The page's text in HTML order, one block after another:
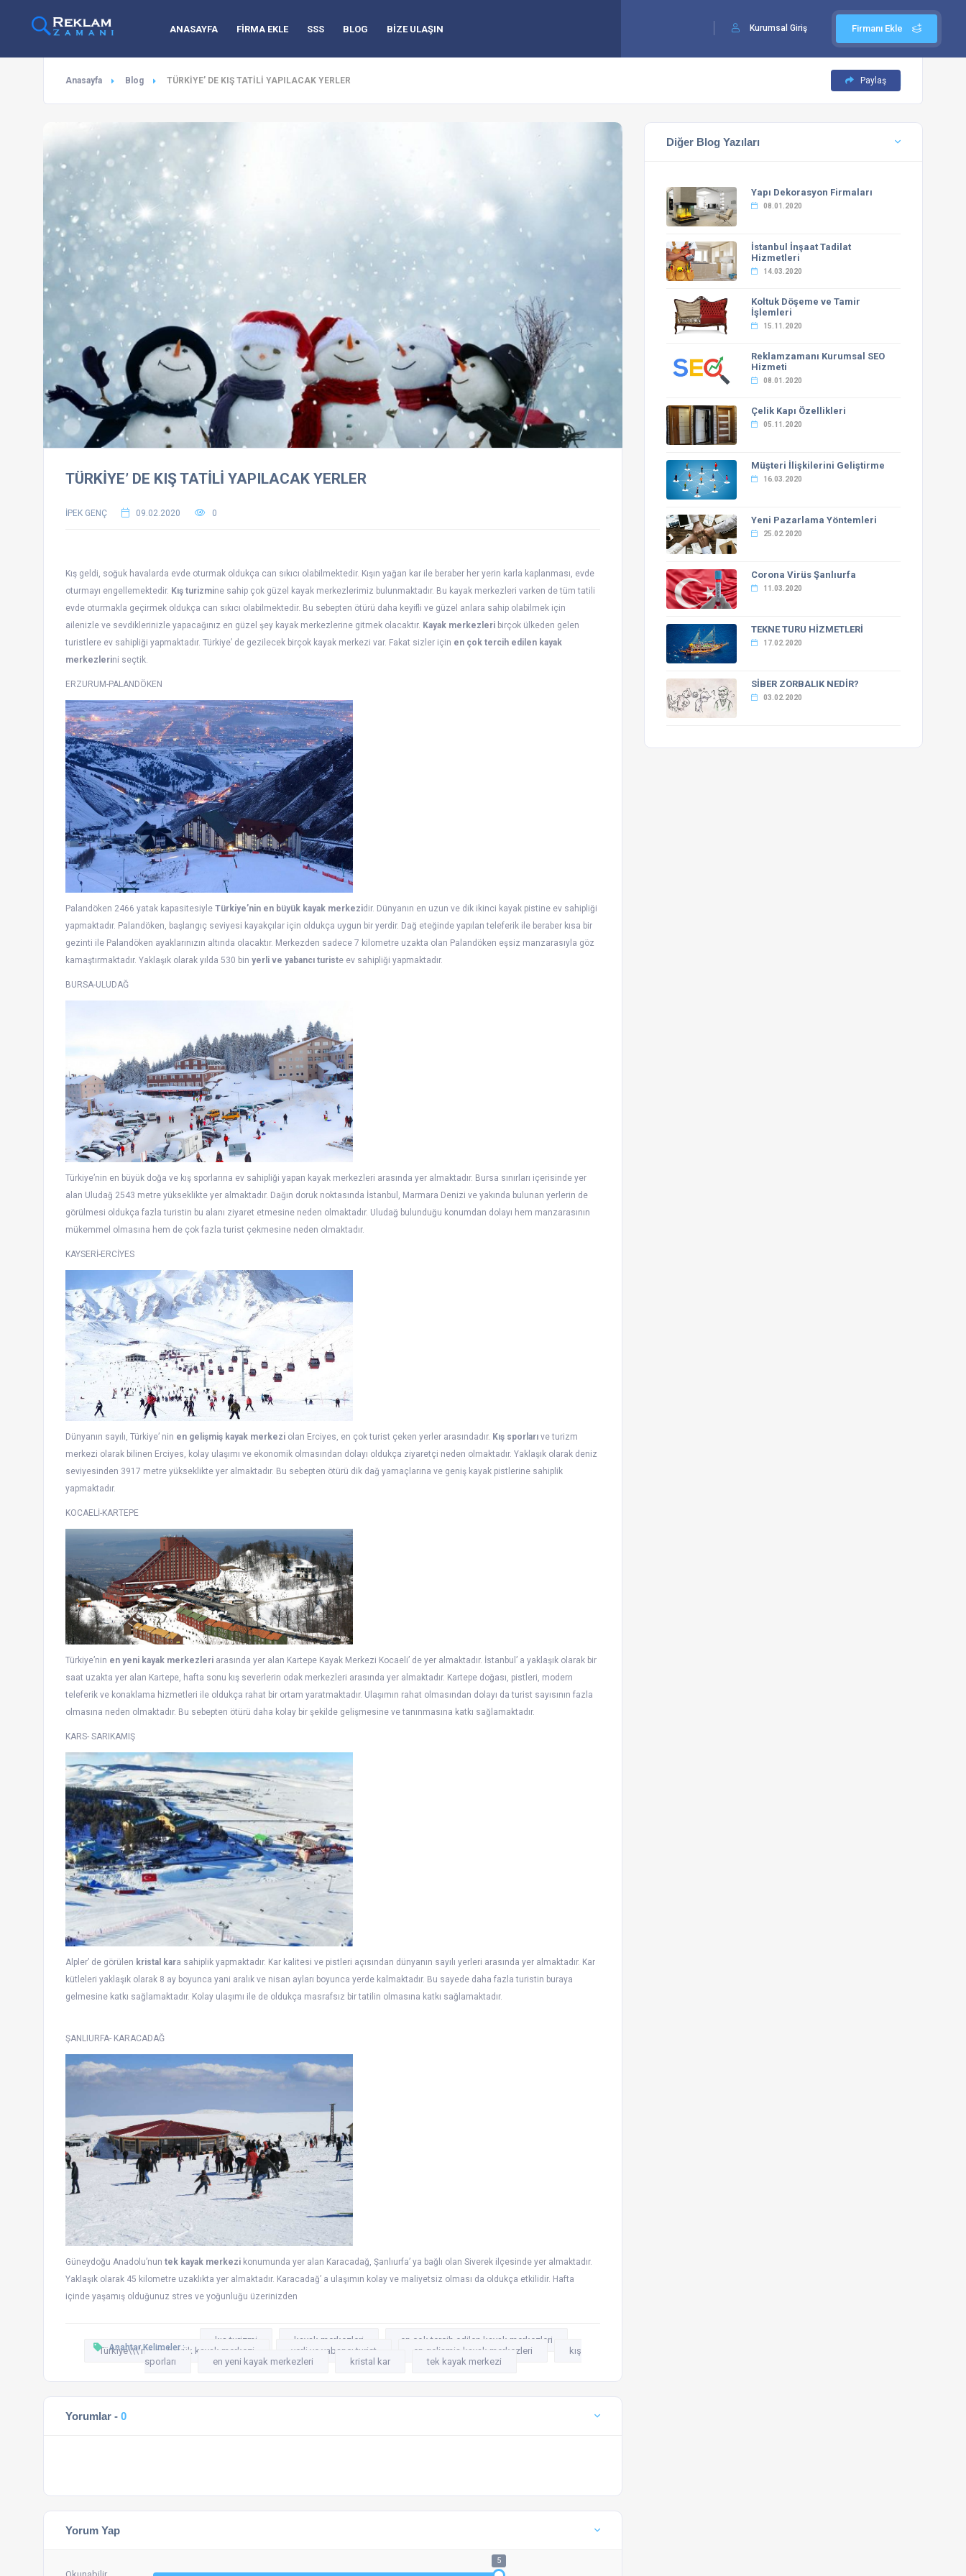
Firmanı Ekle
Kurumsal Giriş
ANASAYFA FİRMA EKLE SSS BLOG BİZE ULAŞIN
Anasayfa Blog TÜRKİYE’ DE KIŞ TATİLİ YAPILACAK YERLER Paylaş
TÜRKİYE’ DE KIŞ TATİLİ YAPILACAK YERLER
İPEK GENÇ 09.02.2020 0
Kış geldi, soğuk havalarda evde oturmak oldukça can sıkıcı olabilmektedir. Kışın yağan kar ile beraber her yerin karla kaplanması, evde
oturmayı engellemektedir. Kış turizmine sahip çok güzel kayak merkezlerimiz bulunmaktadır. Bu kayak merkezleri varken de tüm tatili
evde oturmakla geçirmek oldukça can sıkıcı olabilmektedir. Bu sebepten ötürü daha keyifli ve güzel anlara sahip olabilmek için
ailenizle ve sevdiklerinizle yapacağınız en güzel şey kayak merkezlerine gitmek olacaktır. Kayak merkezleri birçok ülkeden gelen
turistlere ev sahipliği yapmaktadır. Türkiye’ de gezilecek birçok kayak merkezi var. Fakat sizler için en çok tercih edilen kayak
merkezlerini seçtik.
ERZURUM-PALANDÖKEN
Palandöken 2466 yatak kapasitesiyle Türkiye’nin en büyük kayak merkezidir. Dünyanın en uzun ve dik ikinci kayak pistine ev sahipliği
yapmaktadır. Palandöken, başlangıç seviyesi kayakçılar için oldukça uygun bir yerdir. Dağ eteğinde yapılan teleferik ile beraber kısa bir
gezinti ile Palandöken ayaklarınızın altında olacaktır. Merkezden sadece 7 kilometre uzakta olan Palandöken eşsiz manzarasıyla göz
kamaştırmaktadır. Yaklaşık olarak yılda 530 bin yerli ve yabancı turiste ev sahipliği yapmaktadır.
BURSA-ULUDAĞ
Türkiye’nin en büyük doğa ve kış sporlarına ev sahipliği yapan kayak merkezleri arasında yer almaktadır. Bursa sınırları içerisinde yer
alan Uludağ 2543 metre yükseklikte yer almaktadır. Dağın doruk noktasında İstanbul, Marmara Denizi ve yakında bulunan yerlerin de
görülmesi oldukça fazla turistin bu alanı ziyaret etmesine neden olmaktadır. Uludağ bulunduğu konumdan dolayı hem manzarasının
mükemmel olmasına hem de çok fazla turist çekmesine neden olmaktadır.
KAYSERİ-ERCİYES
Dünyanın sayılı, Türkiye’ nin en gelişmiş kayak merkezi olan Erciyes, en çok turist çeken yerler arasındadır. Kış sporları ve turizm
merkezi olarak bilinen Erciyes, kolay ulaşımı ve ekonomik olmasından dolayı oldukça ziyaretçi neden olmaktadır. Yaklaşık olarak deniz
seviyesinden 3917 metre yükseklikte yer almaktadır. Bu sebepten ötürü dik dağ yamaçlarına ve geniş kayak pistlerine sahiplik
yapmaktadır.
KOCAELİ-KARTEPE
Türkiye’nin en yeni kayak merkezleri arasında yer alan Kartepe Kayak Merkezi Kocaeli’ de yer almaktadır. İstanbul’ a yaklaşık olarak bir
saat uzakta yer alan Kartepe, hafta sonu kış severlerin odak merkezleri arasında yer almaktadır. Kartepe doğası, pistleri, modern
teleferik ve konaklama hizmetleri ile oldukça rahat bir ortam yaratmaktadır. Ulaşımın rahat olmasından dolayı da turist sayısının fazla
olmasına neden olmaktadır. Bu sebepten ötürü daha kolay bir şekilde gelişmesine ve tanınmasına katkı sağlamaktadır.
KARS- SARIKAMIŞ
Alpler’ de görülen kristal kara sahiplik yapmaktadır. Kar kalitesi ve pistleri açısından dünyanın sayılı yerleri arasında yer almaktadır. Kar
kütleleri yaklaşık olarak 8 ay boyunca yani aralık ve nisan ayları boyunca yerde kalmaktadır. Bu sayede daha fazla turistin buraya
gelmesine katkı sağlamaktadır. Kolay ulaşımı ile de oldukça masrafsız bir tatilin olmasına katkı sağlamaktadır.
ŞANLIURFA- KARACADAĞ
Güneydoğu Anadolu’nun tek kayak merkezi konumunda yer alan Karacadağ, Şanlıurfa’ ya bağlı olan Siverek ilçesinde yer almaktadır.
Yaklaşık olarak 45 kilometre uzaklıkta yer almaktadır. Karacadağ’ a ulaşımın kolay ve maliyetsiz olması da oldukça etkilidir. Hafta
içinde yaşamış olduğunuz stres ve yoğunluğu üzerinizden
Anahtar Kelimeler :
kış turizmi kayak merkezleri
en çok tercih edilen kayak merkezleri
Türkiye\\\'nin en büyük kayak merkezi
yerli ve yabancı turist en gelişmiş kayak merkezleri
kış
sporları
en yeni kayak merkezleri kristal kar tek kayak merkezi
Yorumlar - 0
Yorum Yap
5
Diğer Blog Yazıları
Yapı Dekorasyon Firmaları
08.01.2020
İstanbul İnşaat Tadilat
Hizmetleri
14.03.2020
Koltuk Döşeme ve Tamir
İşlemleri
15.11.2020
Reklamzamanı Kurumsal SEO
Hizmeti
08.01.2020
Çelik Kapı Özellikleri
05.11.2020
Müşteri İlişkilerini Geliştirme
16.03.2020
Yeni Pazarlama Yöntemleri
25.02.2020
Corona Virüs Şanlıurfa
11.03.2020
TEKNE TURU HİZMETLERİ
17.02.2020
SİBER ZORBALIK NEDİR?
03.02.2020